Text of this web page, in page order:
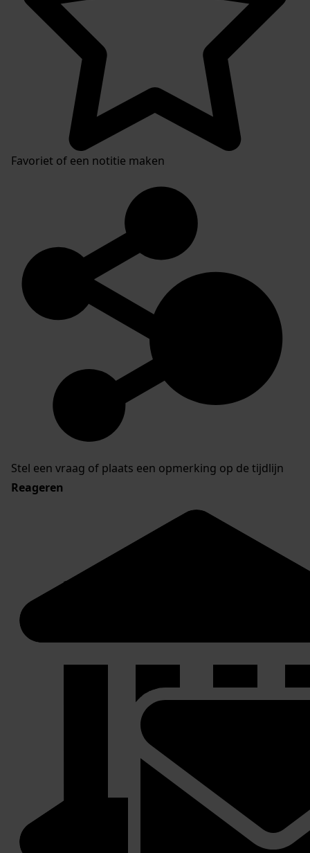
Favoriet of een notitie maken
Stel een vraag of plaats een opmerking op de tijdlijn
Reageren